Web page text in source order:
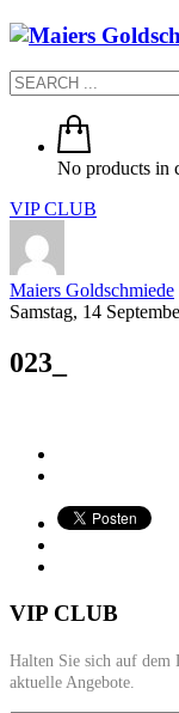
No products in
VIP CLUB
Maiers Goldschmiede
Samstag, 14
023_
VIP CLUB
Halten Sie sich auf dem
aktuelle Angebote.